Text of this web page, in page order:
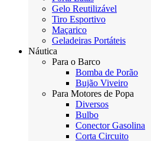
Gelo Reutilizável
Tiro Esportivo
Maçarico
Geladeiras Portáteis
Náutica
Para o Barco
Bomba de Porão
Bujão Viveiro
Para Motores de Popa
Diversos
Bulbo
Conector Gasolina
Corta Circuito